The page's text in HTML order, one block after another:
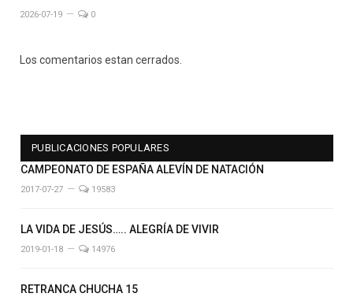
2026-07-19 0
Los comentarios estan cerrados.
PUBLICACIONES POPULARES
CAMPEONATO DE ESPAÑA ALEVÍN DE NATACIÓN
2017-07-27 19583
LA VIDA DE JESÚS….. ALEGRÍA DE VIVIR
2019-01-18 14976
RETRANCA CHUCHA 15